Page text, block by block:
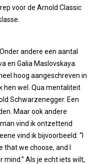
voor de Arnold Classic
andere een aantal
en Galia Maslovskaya.
hoog aangeschreven in
hen wel. Qua mentaliteit
Schwarzenegger. Een
Maar ook andere
vind ik ontzettend
vind ik bijvoorbeeld: “I
we choose, and I
mind.” Als je echt iets wilt,